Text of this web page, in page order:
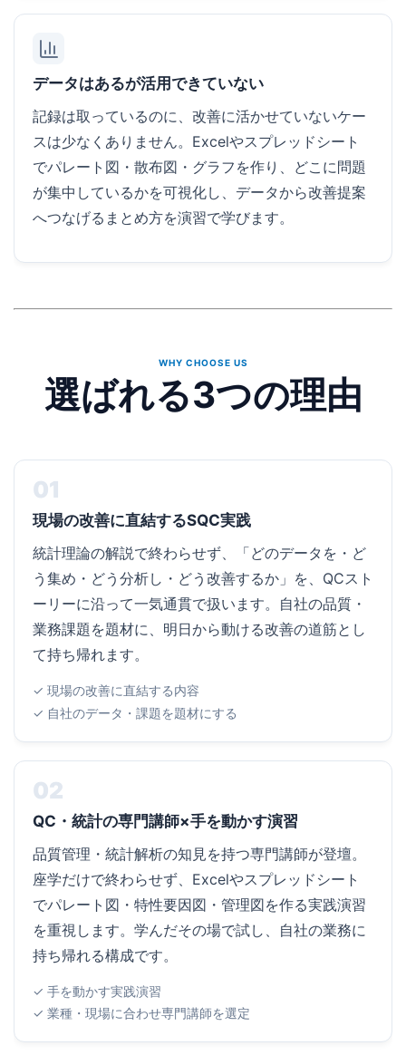
データはあるが活用できていない
記録は取っているのに、改善に活かせていないケー
スは少なくありません。Excelやスプレッドシート
でパレート図・散布図・グラフを作り、どこに問題
が集中しているかを可視化し、データから改善提案
へつなげるまとめ方を演習で学びます。
WHY CHOOSE US
選ばれる3つの理由
01
現場の改善に直結するSQC実践
統計理論の解説で終わらせず、「どのデータを・ど
う集め・どう分析し・どう改善するか」を、QCスト
ーリーに沿って一気通貫で扱います。自社の品質・
業務課題を題材に、明日から動ける改善の道筋とし
て持ち帰れます。
✓ 現場の改善に直結する内容
✓ 自社のデータ・課題を題材にする
02
QC・統計の専門講師×手を動かす演習
品質管理・統計解析の知見を持つ専門講師が登壇。
座学だけで終わらせず、Excelやスプレッドシート
でパレート図・特性要因図・管理図を作る実践演習
を重視します。学んだその場で試し、自社の業務に
持ち帰れる構成です。
✓ 手を動かす実践演習
✓ 業種・現場に合わせ専門講師を選定